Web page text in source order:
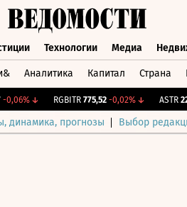
Технологии Медиа
Аналитика Капитал Страна
↓ RGBITR 775,52 -0,02%↓ ASTR
динамика, прогнозы Выбор